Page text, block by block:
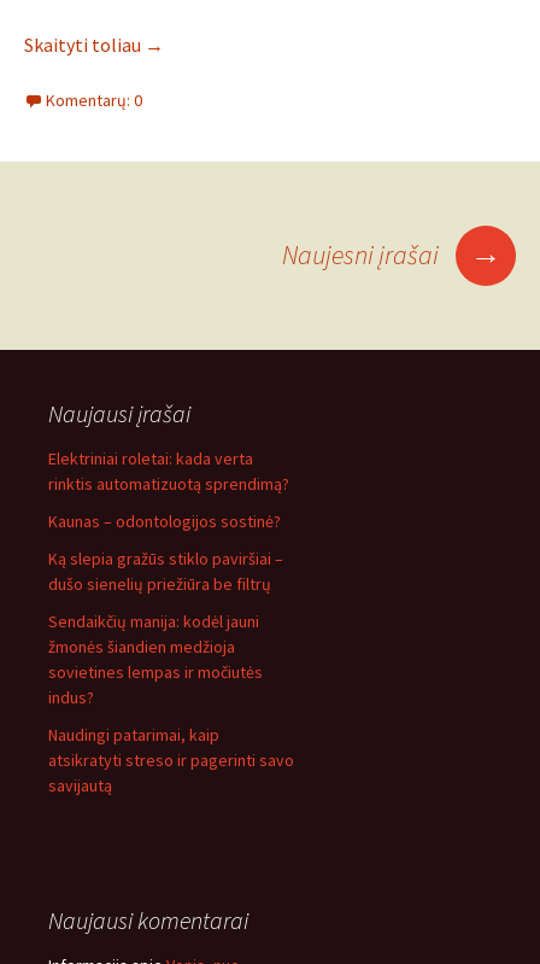
Skaityti toliau →
Komentarų: 0
Naujesni įrašai →
Naujausi įrašai
Elektriniai roletai: kada verta
rinktis automatizuotą sprendimą?
Kaunas – odontologijos sostinė?
Ką slepia gražūs stiklo paviršiai –
dušo sienelių priežiūra be filtrų
Sendaikčių manija: kodėl jauni
žmonės šiandien medžioja
sovietines lempas ir močiutės
indus?
Naudingi patarimai, kaip
atsikratyti streso ir pagerinti savo
savijautą
Naujausi komentarai